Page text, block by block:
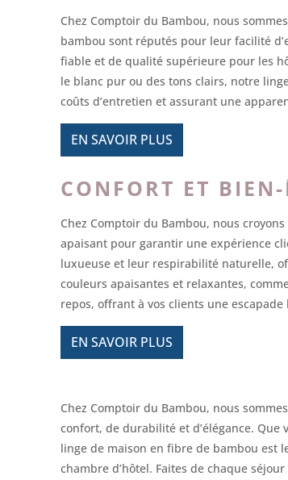
Chez Comptoir du Bambou, nous
bambou sont réputés pour leur facilité
fiable et de qualité supérieure pour les
le blanc pur ou des tons clairs, notre
coûts d’entretien et assurant une
EN SAVOIR PLUS
CONFORT ET
Chez Comptoir du Bambou, nous
apaisant pour garantir une expérience
luxueuse et leur respirabilité naturelle,
couleurs apaisantes et relaxantes,
repos, offrant à vos clients une
EN SAVOIR PLUS
Chez Comptoir du Bambou, nous
confort, de durabilité et d’élégance.
linge de maison en fibre de bambou est
chambre d’hôtel. Faites de chaque